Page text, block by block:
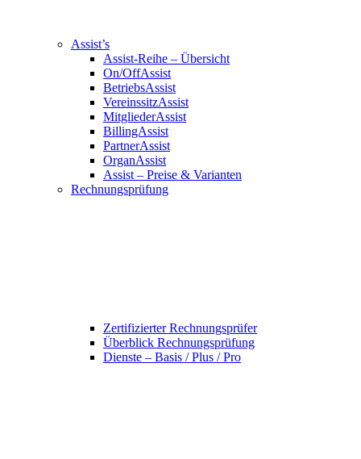
Assist’s
Assist-Reihe – Übersicht
On/OffAssist
BetriebsAssist
VereinssitzAssist
MitgliederAssist
BillingAssist
PartnerAssist
OrganAssist
Assist – Preise & Varianten
Rechnungsprüfung
Zertifizierter Rechnungsprüfer
Überblick Rechnungsprüfung
Dienste – Basis / Plus / Pro